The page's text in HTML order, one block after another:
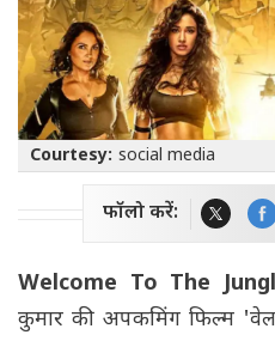
Courtesy: social media
फॉलो करें:
Welcome To The
कुमार की अपकमिंग फिल्म